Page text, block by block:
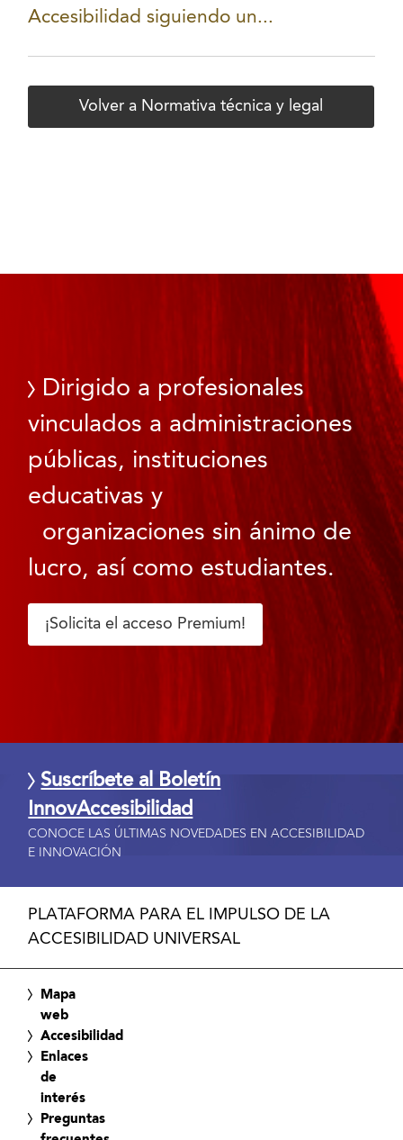
Accesibilidad siguiendo un...
Volver a Normativa técnica y legal
Dirigido a profesionales
vinculados a administraciones
públicas, instituciones
educativas y
organizaciones sin ánimo de
lucro, así como estudiantes.
¡Solicita el acceso Premium!
Suscríbete al Boletín
InnovAccesibilidad
CONOCE LAS ÚLTIMAS NOVEDADES EN ACCESIBILIDAD
E INNOVACIÓN
PLATAFORMA PARA EL IMPULSO DE LA
ACCESIBILIDAD UNIVERSAL
Mapa
web
Accesibilidad
Enlaces
de
interés
Preguntas